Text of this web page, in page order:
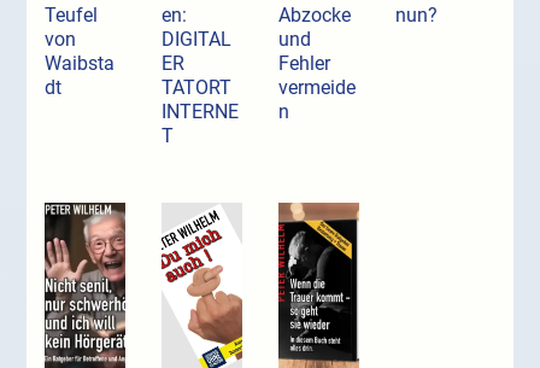
Teufel
von
Waibsta
dt
en:
DIGITAL
ER
TATORT
INTERNE
T
Abzocke
und
Fehler
vermeide
n
nun?